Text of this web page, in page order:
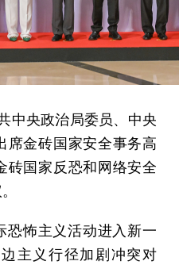
中央政治局委员、中央
席金砖国家安全事务高
砖国家反恐和网络安全
恐怖主义活动进入新一
主义行径加剧冲突对